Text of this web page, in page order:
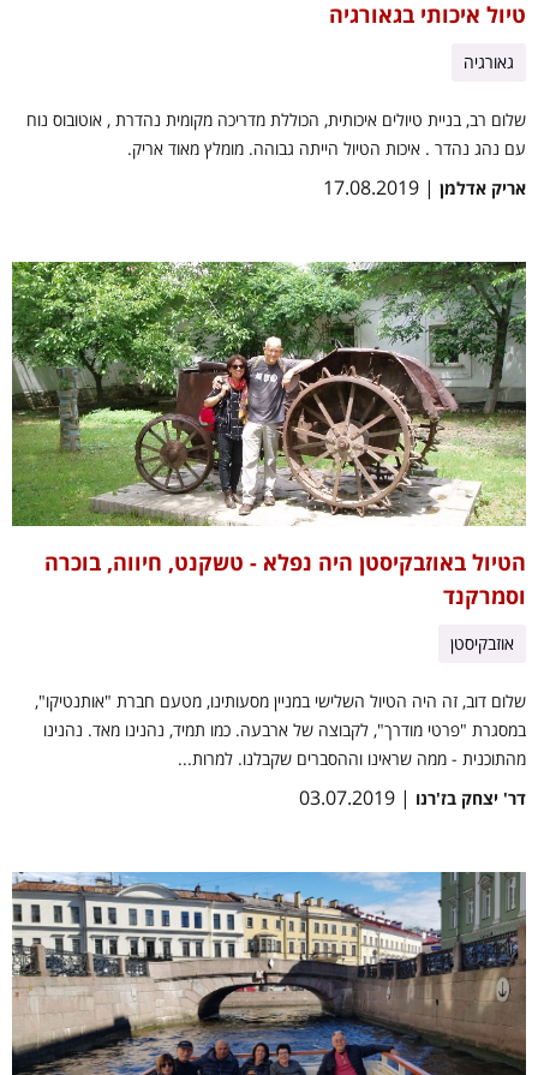
טיול איכותי בגאורגיה
גאורגיה
שלום רב, בניית טיולים איכותית, הכוללת מדריכה מקומית נהדרת , אוטובוס נוח
עם נהג נהדר . איכות הטיול הייתה גבוהה. מומלץ מאוד אריק.
אריק אדלמן | 17.08.2019
הטיול באוזבקיסטן היה נפלא - טשקנט, חיווה, בוכרה
וסמרקנד
אוזבקיסטן
שלום דוב, זה היה הטיול השלישי במניין מסעותינו, מטעם חברת "אותנטיקו",
במסגרת "פרטי מודרך", לקבוצה של ארבעה. כמו תמיד, נהנינו מאד. נהנינו
מהתוכנית - ממה שראינו וההסברים שקבלנו. למרות...
דר' יצחק בז'רנו | 03.07.2019